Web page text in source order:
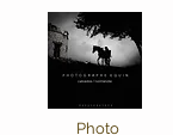
Photo